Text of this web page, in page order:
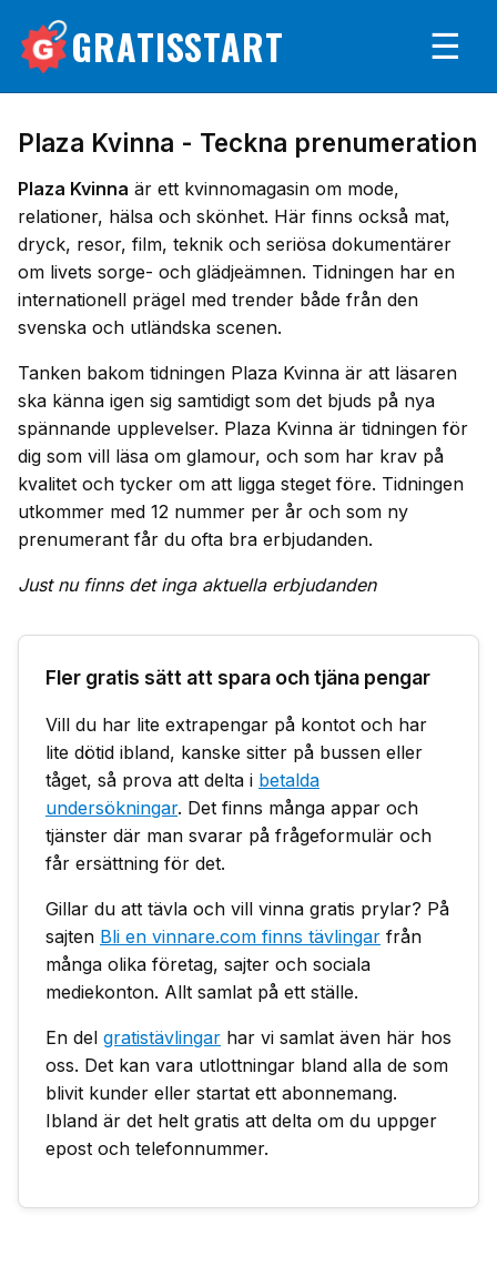
GRATISSTART ☰
Plaza Kvinna - Teckna prenumeration
Plaza Kvinna är ett kvinnomagasin om mode,
relationer, hälsa och skönhet. Här finns också mat,
dryck, resor, film, teknik och seriösa dokumentärer
om livets sorge- och glädjeämnen. Tidningen har en
internationell prägel med trender både från den
svenska och utländska scenen.
Tanken bakom tidningen Plaza Kvinna är att läsaren
ska känna igen sig samtidigt som det bjuds på nya
spännande upplevelser. Plaza Kvinna är tidningen för
dig som vill läsa om glamour, och som har krav på
kvalitet och tycker om att ligga steget före. Tidningen
utkommer med 12 nummer per år och som ny
prenumerant får du ofta bra erbjudanden.
Just nu finns det inga aktuella erbjudanden
Fler gratis sätt att spara och tjäna pengar
Vill du har lite extrapengar på kontot och har
lite dötid ibland, kanske sitter på bussen eller
tåget, så prova att delta i betalda
undersökningar. Det finns många appar och
tjänster där man svarar på frågeformulär och
får ersättning för det.
Gillar du att tävla och vill vinna gratis prylar? På
sajten Bli en vinnare.com finns tävlingar från
många olika företag, sajter och sociala
mediekonton. Allt samlat på ett ställe.
En del gratistävlingar har vi samlat även här hos
oss. Det kan vara utlottningar bland alla de som
blivit kunder eller startat ett abonnemang.
Ibland är det helt gratis att delta om du uppger
epost och telefonnummer.